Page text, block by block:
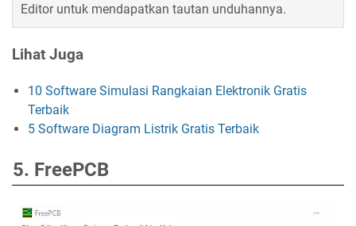
Editor untuk mendapatkan tautan unduhannya.
Lihat Juga
10 Software Simulasi Rangkaian Elektronik Gratis
Terbaik
5 Software Diagram Listrik Gratis Terbaik
5. FreePCB